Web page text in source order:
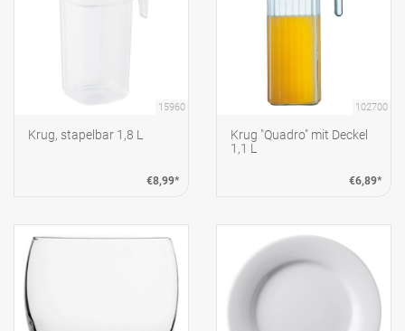
15960
Krug, stapelbar 1,8 L
€8,99*
102700
Krug "Quadro" mit Deckel
1,1 L
€6,89*